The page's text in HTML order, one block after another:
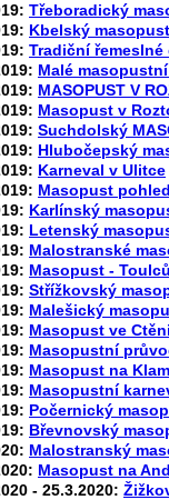
Třeboradický
Kbelský masopust
Tradiční
Malé
MASOPUST V
Masopust v
Suchdolský
Hlubočepský
Karneval v Ulitce
Masopust
Karlínský
Letenský
Malostranské
Masopust -
Střížkovský
Malešický
Masopust ve
Masopustní
Masopust na
Masopustní
Počernický
Břevnovský
Malostranský
Masopust na
- 25.3.2020: